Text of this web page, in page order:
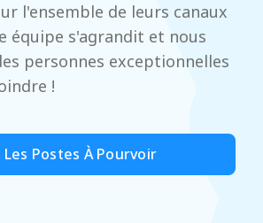
l'ensemble de leurs canaux
équipe s'agrandit et nous
personnes exceptionnelles
!
Les Postes À Pourvoir